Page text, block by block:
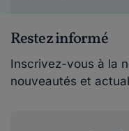
Restez informé
Inscrivez-vous à la
nouveautés et